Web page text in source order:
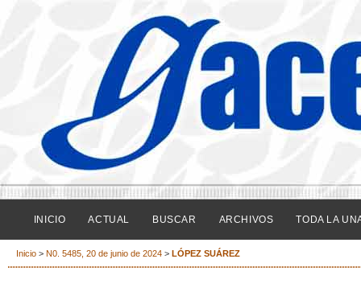
INICIO ACTUAL BUSCAR ARCHIVOS TODA LA
Inicio > N0. 5485, 20 de junio de 2024 > LÓPEZ SUÁREZ